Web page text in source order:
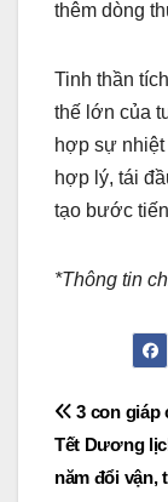
thêm dòng
Tinh thần
thế lớn của
hợp sự
hợp lý, tái
tạo bước
*Thông tin
Post
3 con giáp
Tết Dương
năm đổi vận,